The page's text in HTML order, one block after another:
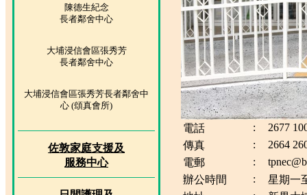
陳德生紀念
長者鄰舍中心
大埔浸信會區張秀芳
長者鄰舍中心
大埔浸信會區張秀芳長者鄰舍中
心 (頌真會所)
佐敦家庭支援及
服務中心
電話 :
2677
傳真
:
2664
電郵
:
辦公時間
:
星期一